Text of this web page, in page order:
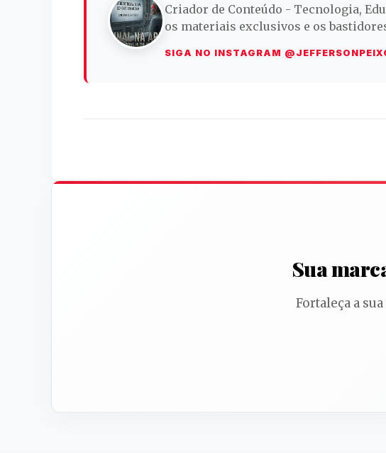
Criador de Conteúdo - Tecnologia,
os materiais exclusivos e os
SIGA NO INSTAGRAM
Sua
Fortaleça a